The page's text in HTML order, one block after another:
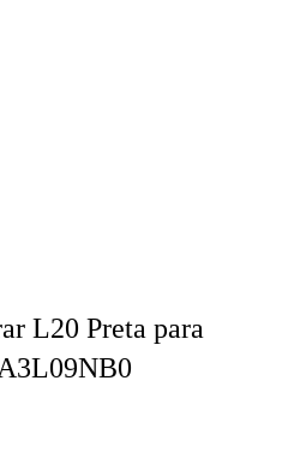
L20 Preta para